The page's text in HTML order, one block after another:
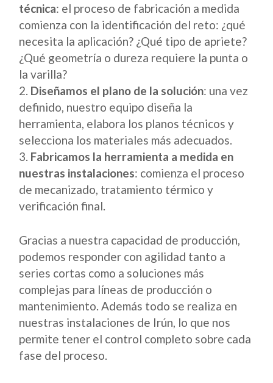
técnica: el proceso de fabricación a medida
comienza con la identificación del reto: ¿qué
necesita la aplicación? ¿Qué tipo de apriete?
¿Qué geometría o dureza requiere la punta o
la varilla?
Diseñamos el plano de la solución: una vez
definido, nuestro equipo diseña la
herramienta, elabora los planos técnicos y
selecciona los materiales más adecuados.
Fabricamos la herramienta a medida en
nuestras instalaciones: comienza el proceso
de mecanizado, tratamiento térmico y
verificación final.
Gracias a nuestra capacidad de producción,
podemos responder con agilidad tanto a
series cortas como a soluciones más
complejas para líneas de producción o
mantenimiento. Además todo se realiza en
nuestras instalaciones de Irún, lo que nos
permite tener el control completo sobre cada
fase del proceso.